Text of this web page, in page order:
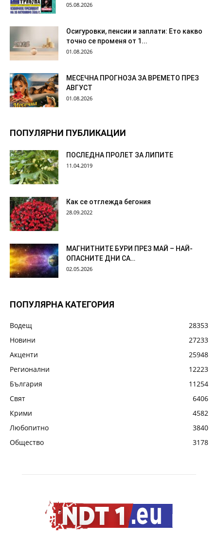
05.08.2026
Осигуровки, пенсии и заплати: Ето какво
точно се променя от 1...
01.08.2026
МЕСЕЧНА ПРОГНОЗА ЗА ВРЕМЕТО ПРЕЗ
АВГУСТ
01.08.2026
ПОПУЛЯРНИ ПУБЛИКАЦИИ
ПОСЛЕДНА ПРОЛЕТ ЗА ЛИПИТЕ
11.04.2019
Как се отглежда бегония
28.09.2022
МАГНИТНИТЕ БУРИ ПРЕЗ МАЙ – НАЙ-
ОПАСНИТЕ ДНИ СА…
02.05.2026
ПОПУЛЯРНА КАТЕГОРИЯ
Водещ
28353
Новини
27233
Акценти
25948
Регионални
12223
България
11254
Свят
6406
Крими
4582
Любопитно
3840
Общество
3178